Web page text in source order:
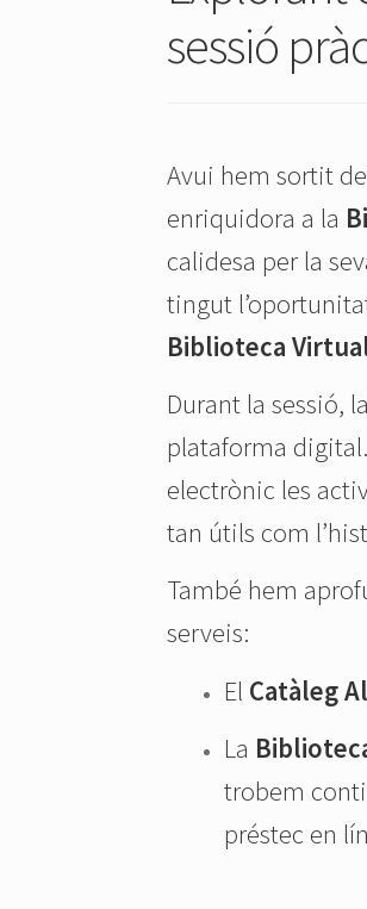
sessió
Avui hem sortit
enriquidora a la
calidesa per la
tingut
Biblioteca
Durant la sessió,
plataforma
electrònic les
tan útils com
També hem
serveis:
El Catàleg
La
trobem
préstec en